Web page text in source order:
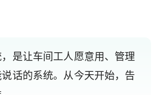
是让车间工人愿意用、管理
话的系统。从今天开始，告